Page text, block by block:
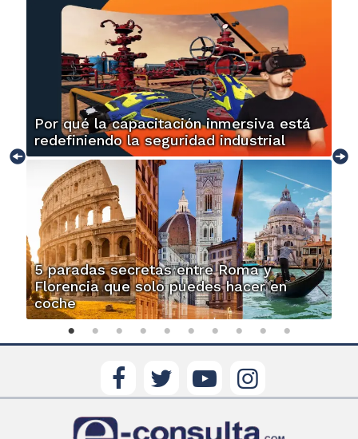
Por qué la capacitación inmersiva está
redefiniendo la seguridad industrial
5 paradas secretas entre Roma y
Florencia que solo puedes hacer en
coche